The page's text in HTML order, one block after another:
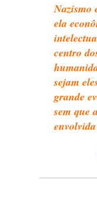
Nazismo
ela
centro
sejam
grande
sem que